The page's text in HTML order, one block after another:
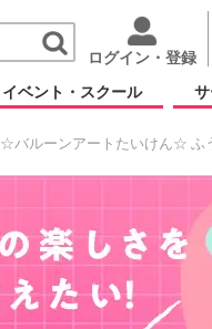
ログイン・登録
イベント・スクール
☆バルーンアートたいけん☆ ふ